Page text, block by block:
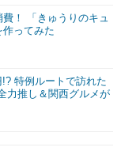
！ 「きゅうりのキュ
ってみた
特例ルートで訪れた
力推し＆関西グルメが